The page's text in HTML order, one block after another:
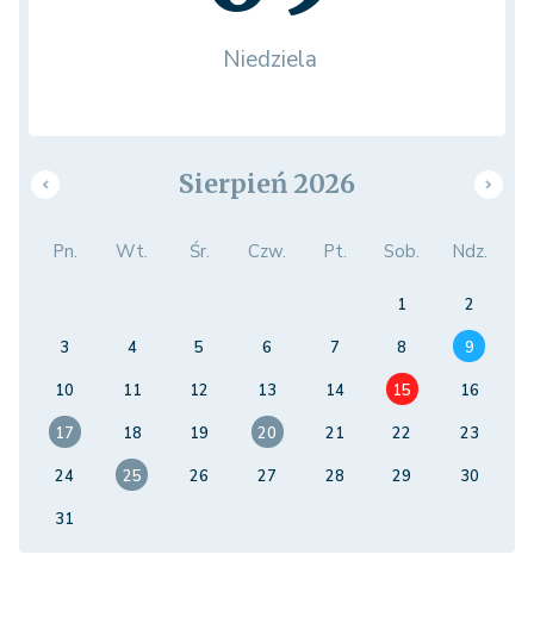
Niedziela
Sierpień 2026
Pn. Wt. Śr. Czw. Pt. Sob. Ndz.
1
2
3
4 5 6 7 8
9
10
11 12 13 14 15
16
17
18 19 20 21 22
23
24
25 26 27 28 29
30
31